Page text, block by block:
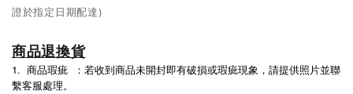
證於指定日期配達)
商品退換貨
1. 商品瑕疵 ：若收到商品未開封即有破損或瑕疵現象，請提供照片並聯
繫客服處理。